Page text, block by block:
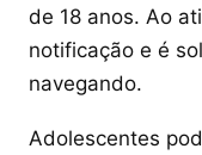
de 18 anos. Ao
notificação e é
navegando.
Adolescentes